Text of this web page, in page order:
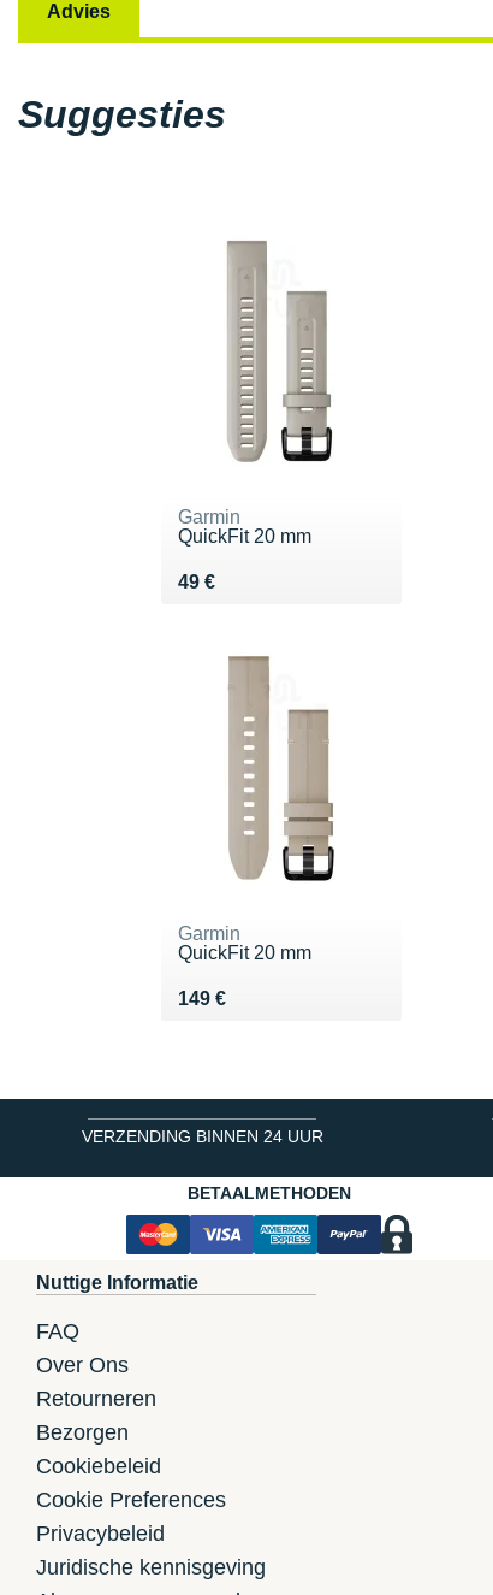
Advies
Suggesties
Garmin
QuickFit 20 mm
49 €
Vendu 49 €
Garmin
QuickFit 20 mm
149 €
Vendu 149 €
VERZENDING BINNEN 24 UUR
BETAALMETHODEN
Nuttige Informatie
FAQ
Over Ons
Retourneren
Bezorgen
Cookiebeleid
Cookie Preferences
Privacybeleid
Juridische kennisgeving